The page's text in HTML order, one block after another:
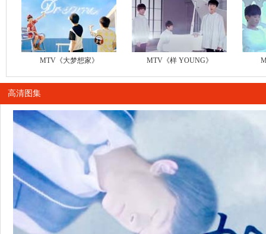
MTV《大梦想家》 MTV《样 YOUNG》
高清图集